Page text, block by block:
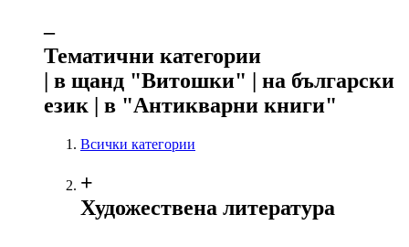
‒
Тематични категории
| в щанд "Витошки" | на български
език | в "Антикварни книги"
Всички категории
+
Художествена литература